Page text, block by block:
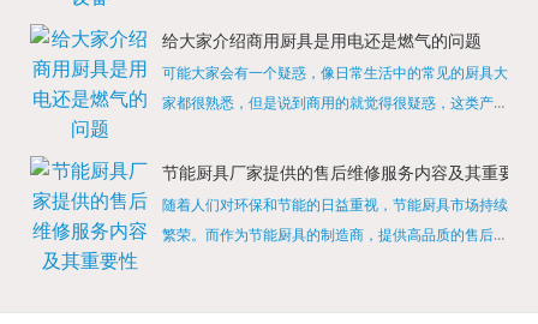
烹饪设备，既能节省空间，又能满足多样化的烹饪需
给大家介绍商用厨具是用电还是燃气的问题
可能大家会有一个疑惑，像日常生活中的常见的厨具大
家都很熟悉，但是说到商用的就觉得很疑惑，这类产品
店用的就是商用的吗?还真别说，真被大家猜对了，这
节能厨具厂家提供的售后维修服务内容及其重要性
随着人们对环保和节能的日益重视，节能厨具市场持续
繁荣。而作为节能厨具的制造商，提供高品质的售后维